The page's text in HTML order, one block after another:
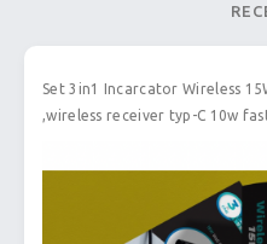
Set 3in1 Incarcator Wireless
,wireless receiver typ-C 10w